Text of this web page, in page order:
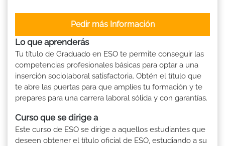
Pedir más Información
Lo que aprenderás
Tu título de Graduado en ESO te permite conseguir las
competencias profesionales básicas para optar a una
inserción sociolaboral satisfactoria. Obtén el título que
te abre las puertas para que amplíes tu formación y te
prepares para una carrera laboral sólida y con garantías.
Curso que se dirige a
Este curso de ESO se dirige a aquellos estudiantes que
deseen obtener el título oficial de ESO, estudiando a su